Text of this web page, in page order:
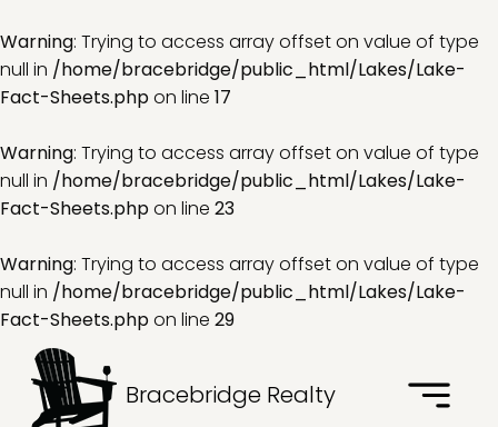
Warning: Trying to access array offset on value of type
null in /home/bracebridge/public_html/Lakes/Lake-
Fact-Sheets.phpon line 17
Warning: Trying to access array offset on value of type
null in /home/bracebridge/public_html/Lakes/Lake-
Fact-Sheets.phpon line 23
Warning: Trying to access array offset on value of type
null in /home/bracebridge/public_html/Lakes/Lake-
Fact-Sheets.phpon line 29
Bracebridge Realty